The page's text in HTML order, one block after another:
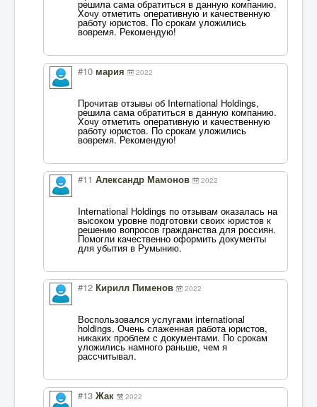
решила сама обратиться в данную компанию.
Хочу отметить оперативную и качественную
работу юристов. По срокам уложились
вовремя. Рекомендую!
#10 мария 2022
Прочитав отзывы об International Holdings,
решила сама обратиться в данную компанию.
Хочу отметить оперативную и качественную
работу юристов. По срокам уложились
вовремя. Рекомендую!
#11 Александр Мамонов 2022
International Holdings по отзывам оказалась на
высоком уровне подготовки своих юристов к
решению вопросов гражданства для россиян.
Помогли качественно оформить документы
для убытия в Румынию.
#12 Кирилл Пименов 2022
Воспользовался услугами international
holdings. Очень слаженная работа юристов,
никаких проблем с документами. По срокам
уложились намного раньше, чем я
рассчитывал.
#13 Жак 2022